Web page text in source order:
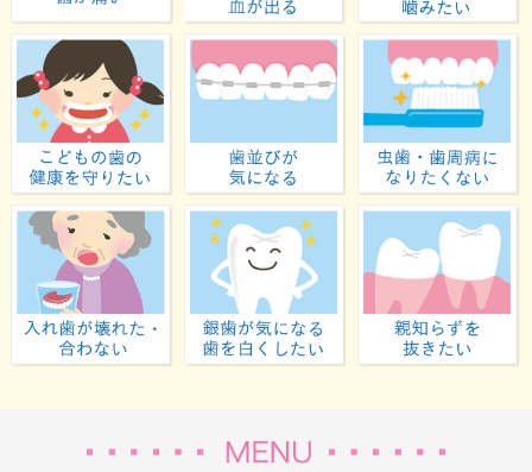
歯が痛い 歯ぐきから血が出る
子どもの歯の健康を守りたい歯並びが気になる
入れ歯が壊れた・合わない虫歯が気になる・歯